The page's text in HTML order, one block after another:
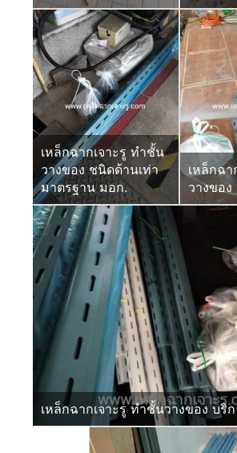
เหล็กฉากเจาะรู ทำชั้น
วางของ ชนิดด้านเท่า
มาตรฐาน มอก.
เหล็กฉ
วางขอ
เหล็กฉากเจาะรู ทำชั้นวางของ บริ